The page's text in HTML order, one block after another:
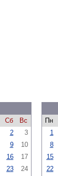
Сб
Вс
2
3
9
10
16
17
23
24
Пн
1
8
15
22